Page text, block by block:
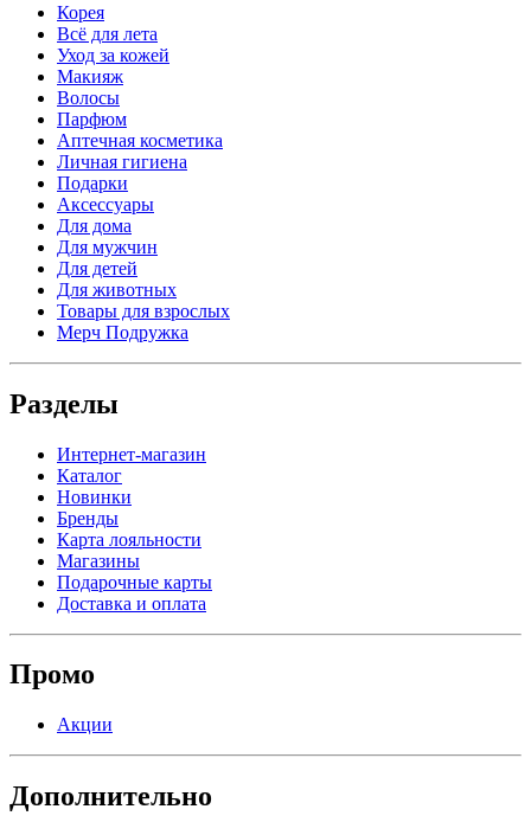
Корея
Всё для лета
Уход за кожей
Макияж
Волосы
Парфюм
Аптечная косметика
Личная гигиена
Подарки
Аксессуары
Для дома
Для мужчин
Для детей
Для животных
Товары для взрослых
Мерч Подружка
Разделы
Интернет-магазин
Каталог
Новинки
Бренды
Карта лояльности
Магазины
Подарочные карты
Доставка и оплата
Промо
Акции
Дополнительно